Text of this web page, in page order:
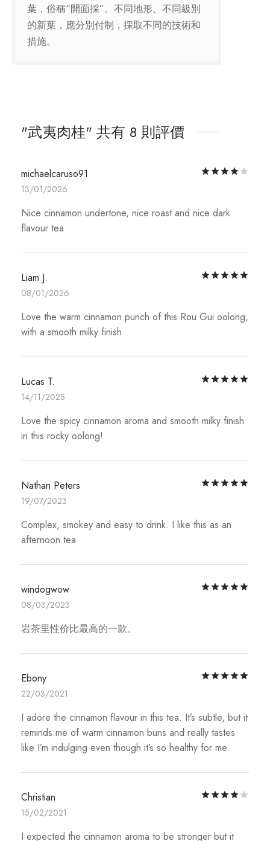
葉，俗稱“開面採”。不同地形、不同級別
的新葉，應分別付制，採取不同的技術和
措施。
武夷肉桂 共有 8 則評價
michaelcaruso91
13/01/2026
Nice cinnamon undertone, nice roast and nice dark
flavour tea
Liam J.
08/01/2026
Love the warm cinnamon punch of this Rou Gui oolong,
with a smooth milky finish
Lucas T.
14/11/2025
Love the spicy cinnamon aroma and smooth milky finish
in this rocky oolong!
Nathan Peters
19/07/2023
Complex, smokey and easy to drink. I like this as an
afternoon tea
windogwow
08/03/2023
岩茶里性价比最高的一款。
Ebony
22/03/2021
I adore the cinnamon flavour in this tea. It’s subtle, but it
reminds me of warm cinnamon buns and really tastes
like I’m indulging even though it’s so healthy for me.
Christian
15/02/2021
I expected the cinnamon aroma to be stronger but it